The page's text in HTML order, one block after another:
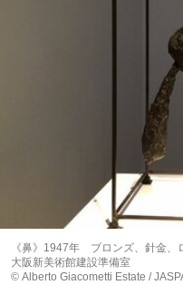
《鼻》1947年 ブロンズ、針金
大阪新美術館建設準備室
© Alberto Giacometti Estate /